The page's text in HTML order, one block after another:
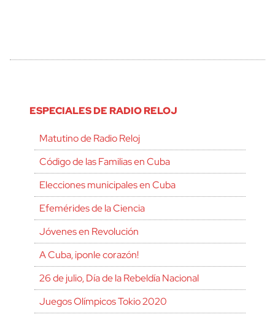
ESPECIALES DE RADIO RELOJ
Matutino de Radio Reloj
Código de las Familias en Cuba
Elecciones municipales en Cuba
Efemérides de la Ciencia
Jóvenes en Revolución
A Cuba, ¡ponle corazón!
26 de julio, Día de la Rebeldía Nacional
Juegos Olímpicos Tokio 2020